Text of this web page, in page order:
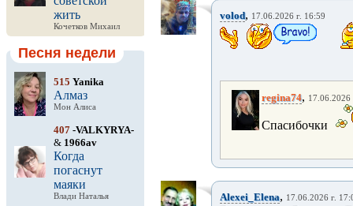
жить
Кочетков Михаил
Песня недели
515 Yanika
Алмаз
Мон Алиса
407 -VALKYRYA-
& 1966av
Когда
погаснут
маяки
Влади Наталья
volod, 17.06.2026 г. 16:59
regina74, 17.06.2026
Спасибочки
Alexei_Elena, 17.06.2026 г.